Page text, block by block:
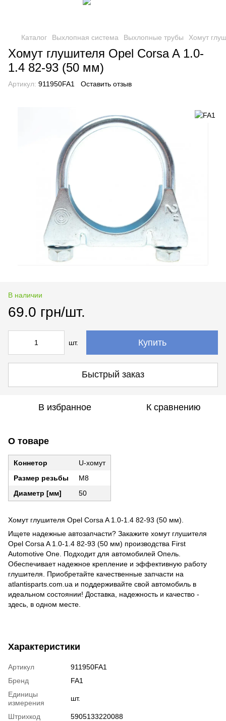
Каталог Выхлопная система Выхлопные трубы Хомут
Хомут глушителя Opel Corsa A 1.0-
1.4 82-93 (50 мм)
Артикул: 911950FA1 Оставить отзыв
В наличии
69.0 грн/шт.
шт. Купить
Быстрый заказ
В избранное К сравнению
О товаре
Коннетор
U-хомут
Размер резьбы
M8
Диаметр [мм]
50
Хомут глушителя Opel Corsa A 1.0-1.4 82-93 (50 мм).
Ищете надежные автозапчасти? Закажите хомут глушителя
Opel Corsa A 1.0-1.4 82-93 (50 мм) производства First
Automotive One. Подходит для автомобилей Опель.
Обеспечивает надежное крепление и эффективную работу
глушителя. Приобретайте качественные запчасти на
atlantisparts.com.ua и поддерживайте свой автомобиль в
идеальном состоянии! Доставка, надежность и качество -
здесь, в одном месте.
Характеристики
Артикул
911950FA1
Бренд
FA1
Единицы
измерения
шт.
Штрихкод
5905133220088